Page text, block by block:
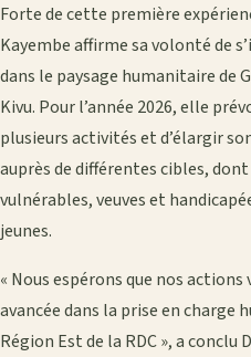
Forte de cette première
Kayembe affirme sa volonté de
dans le paysage humanitaire de
Kivu. Pour l’année 2026, elle
plusieurs activités et d’élargir
auprès de différentes cibles,
vulnérables, veuves et
jeunes.
« Nous espérons que nos
avancée dans la prise en charge
Région Est de la RDC », a conclu